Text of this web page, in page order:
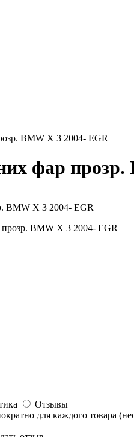
BMW X 3 2004- EGR
фар
Отзывы
для каждого товара